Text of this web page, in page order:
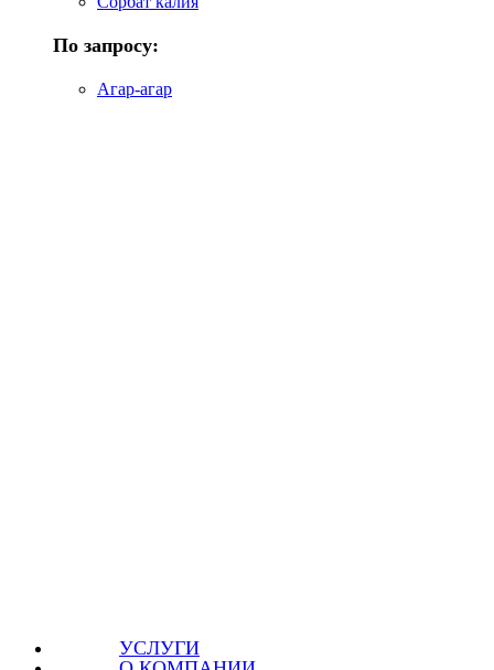
По запросу:
Агар-агар
УСЛУГИ